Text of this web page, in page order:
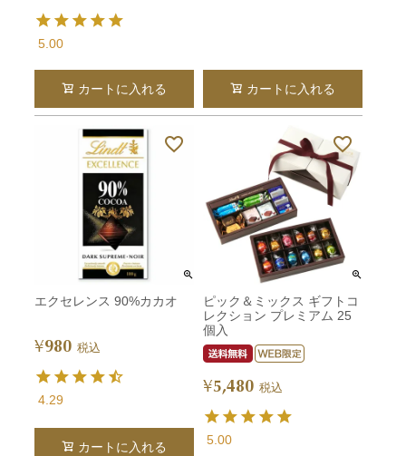
5.00
カートに入れる カートに入れる
エクセレンス 90%カカオ
¥980 税込
4.29
カートに入れる
ピック＆ミックス ギフトコ
レクション プレミアム 25
個入
¥5,480 税込
5.00